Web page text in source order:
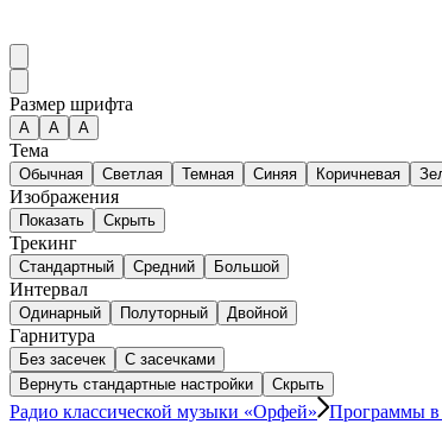
Размер шрифта
А A A
Тема
Обычная Светлая Темная Синяя Коричневая
Изображения
Показать Скрыть
Трекинг
Стандартный Средний Большой
Интервал
Одинарный Полуторный Двойной
Гарнитура
Без засечек
С засечками
Вернуть стандартные настройки
Скрыть
Радио классической музыки «Орфей» Программы в